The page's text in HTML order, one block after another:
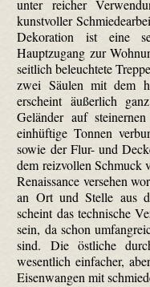
unter reicher
kunstvoller
Dekoration ist eine
Hauptzugang zur
seitlich beleuchtete
zwei Säulen mit dem
erscheint äußerlich
Geländer auf
einhüftige Tonnen
sowie der Flur- und
dem reizvollen Schmuck
Renaissance versehen
an Ort und Stelle aus
scheint das technische
sein, da schon
sind. Die östliche
wesentlich einfacher,
Eisenwangen mit